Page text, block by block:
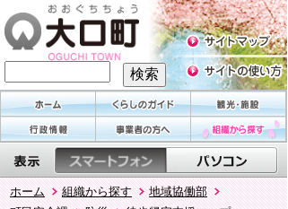
ホーム 組織から探す
地域協働部